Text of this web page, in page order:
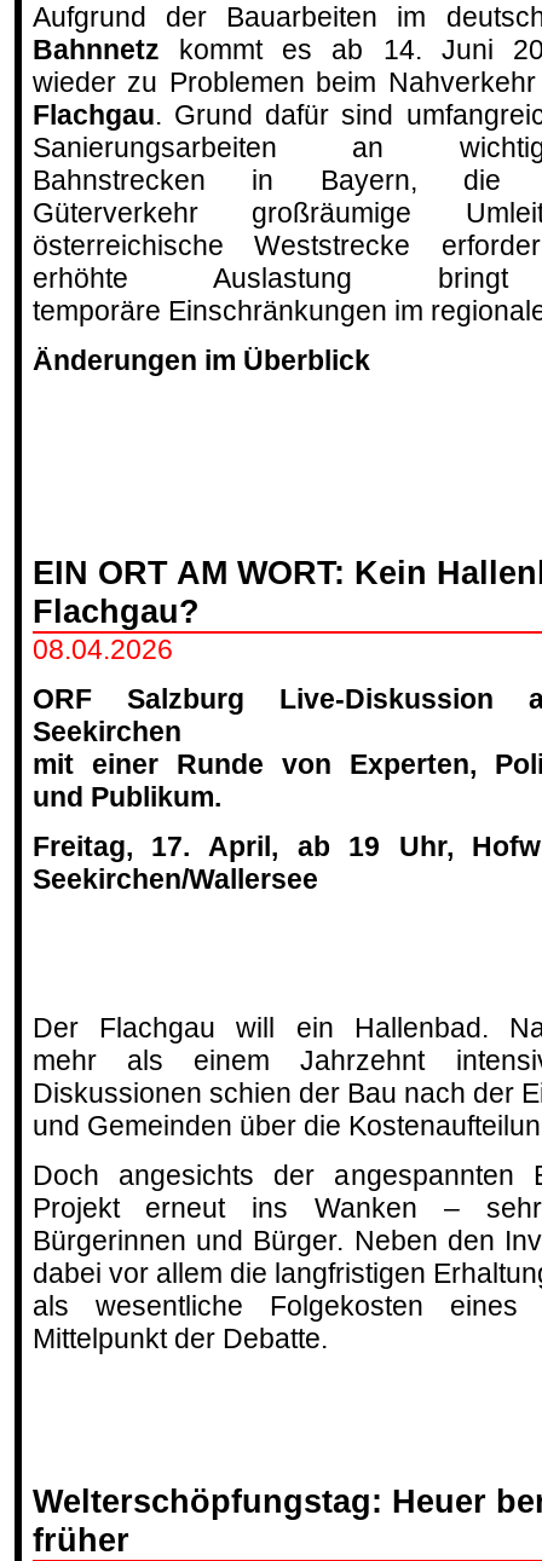
Aufgrund der Bauarbeiten im
Bahnnetz kommt es ab 14. Juni
wieder zu Problemen beim
Flachgau. Grund dafür sind
Sanierungsarbeiten an
Bahnstrecken in Bayern, die
Güterverkehr großräumige
österreichische Weststrecke
erhöhte Auslastung
temporäre Einschränkungen im
Änderungen im Überblick
EIN ORT AM WORT: Kein
Flachgau?
08.04.2026
ORF Salzburg Live-Diskussion
Seekirchen
mit einer Runde von Experten,
und Publikum.
Freitag, 17. April, ab 19 Uhr,
Seekirchen/Wallersee
Der Flachgau will ein Hallenbad.
mehr als einem Jahrzehnt
Diskussionen schien der Bau nach der
und Gemeinden über die
Doch angesichts der angespannten
Projekt erneut ins Wanken –
Bürgerinnen und Bürger. Neben den
dabei vor allem die langfristigen
als wesentliche Folgekosten
Mittelpunkt der Debatte.
Welterschöpfungstag: Heuer
früher